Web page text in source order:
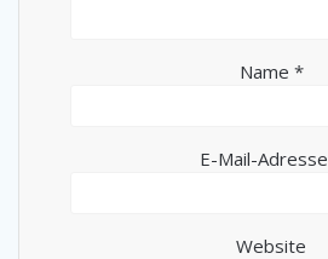
Name *
E-Mail-Adresse
Website